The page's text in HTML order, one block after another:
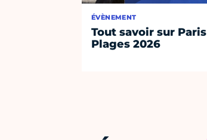
ÉVÈNEMENT
Tout savoir sur Paris
Plages 2026